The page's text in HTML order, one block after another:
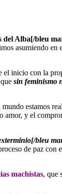
del Alba[/bleu
asumiendo en
el inicio con la
sin feminismo
estamos
amor, y el
bleu
de paz
machistas, que